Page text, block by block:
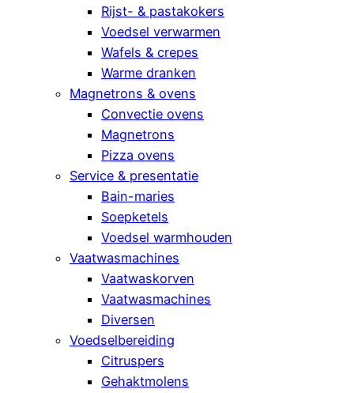
Rijst- & pastakokers
Voedsel verwarmen
Wafels & crepes
Warme dranken
Magnetrons & ovens
Convectie ovens
Magnetrons
Pizza ovens
Service & presentatie
Bain-maries
Soepketels
Voedsel warmhouden
Vaatwasmachines
Vaatwaskorven
Vaatwasmachines
Diversen
Voedselbereiding
Citruspers
Gehaktmolens